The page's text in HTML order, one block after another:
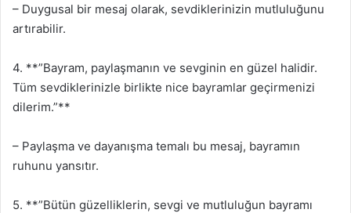
– Duygusal bir mesaj olarak, sevdiklerinizin mutluluğunu
artırabilir.
4. **”Bayram, paylaşmanın ve sevginin en güzel halidir.
Tüm sevdiklerinizle birlikte nice bayramlar geçirmenizi
dilerim.”**
– Paylaşma ve dayanışma temalı bu mesaj, bayramın
ruhunu yansıtır.
5. **”Bütün güzelliklerin, sevgi ve mutluluğun bayramı